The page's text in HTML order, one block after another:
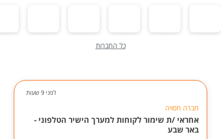
כל החברות
לפני 9 שעות
חברה חסויה
אחראי /ת שימור לקוחות למערך הישיר הטלפוני -
באר שבע